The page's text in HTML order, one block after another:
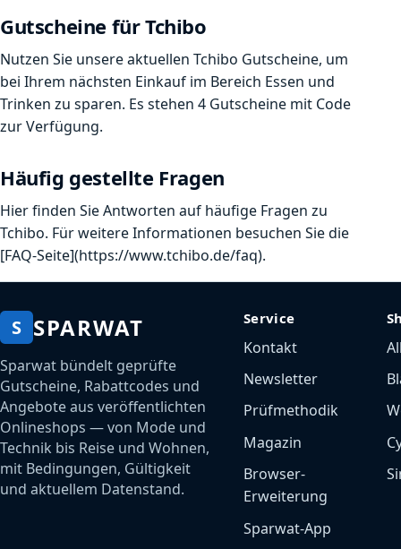
Gutscheine für Tchibo
Nutzen Sie unsere aktuellen Tchibo Gutscheine, um
bei Ihrem nächsten Einkauf im Bereich Essen und
Trinken zu sparen. Es stehen 4 Gutscheine mit Code
zur Verfügung.
Häufig gestellte Fragen
Hier finden Sie Antworten auf häufige Fragen zu
Tchibo. Für weitere Informationen besuchen Sie die
[FAQ-Seite](https://www.tchibo.de/faq).
S SPARWAT
Sparwat bündelt geprüfte
Gutscheine, Rabattcodes und
Angebote aus veröffentlichten
Onlineshops — von Mode und
Technik bis Reise und Wohnen,
mit Bedingungen, Gültigkeit
und aktuellem Datenstand.
Service
Kontakt
Newsletter
Prüfmethodik
Magazin
Browser-
Erweiterung
Sparwat-App